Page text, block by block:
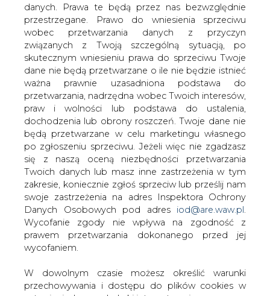
danych. Prawa te będą przez nas bezwzględnie
przestrzegane. Prawo do wniesienia sprzeciwu
wobec przetwarzania danych z przyczyn
związanych z Twoją szczególną sytuacją, po
skutecznym wniesieniu prawa do sprzeciwu Twoje
dane nie będą przetwarzane o ile nie będzie istnieć
ważna prawnie uzasadniona podstawa do
przetwarzania, nadrzędna wobec Twoich interesów,
praw i wolności lub podstawa do ustalenia,
dochodzenia lub obrony roszczeń. Twoje dane nie
będą przetwarzane w celu marketingu własnego
po zgłoszeniu sprzeciwu. Jeżeli więc nie zgadzasz
się z naszą oceną niezbędności przetwarzania
Twoich danych lub masz inne zastrzeżenia w tym
zakresie, koniecznie zgłoś sprzeciw lub prześlij nam
swoje zastrzeżenia na adres Inspektora Ochrony
Danych Osobowych pod adres iod@are.waw.pl
Wycofanie zgody nie wpływa na zgodność z
prawem przetwarzania dokonanego przed jej
wycofaniem.
W dowolnym czasie możesz określić warunki
przechowywania i dostępu do plików cookies w
Notowania uprawnień EUA do emisji
CO2, ceny węgla energetycznego ARA
na przyszły rok oraz ceny paliw.
Surowiec
Je
dn.
Ce
na
Zmiany cen
1D 1M
YT
D
1Y
Uprawnienia EUA
do emisji CO2
EU
R/t
85
-5,
2%
20,
0%
3,4
4%
Węgiel
energetyczny ARA
1Y
US
D/t
71,1
0
-0,
6
%
-5,5
%
-17,
6%
-15,
5%
Paliwo lotnicze
US
D/t
65
6,2
3
-3,
%
1,7
%
18,
4%
-6,2
%
proc.
D/t
,17
5%
%
2%
%